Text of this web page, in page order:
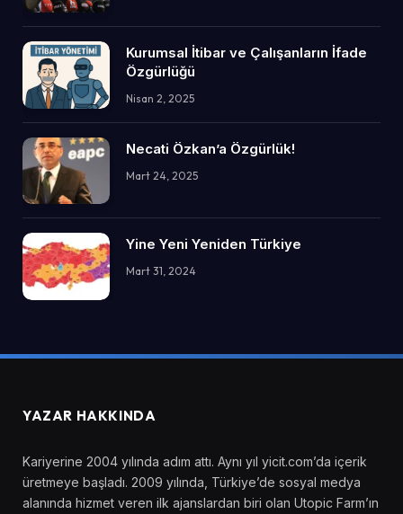
Kurumsal İtibar ve Çalışanların İfade
Özgürlüğü
Nisan 2, 2025
Necati Özkan’a Özgürlük!
Mart 24, 2025
Yine Yeni Yeniden Türkiye
Mart 31, 2024
YAZAR HAKKINDA
Kariyerine 2004 yılında adım attı. Aynı yıl yicit.com’da içerik
üretmeye başladı. 2009 yılında, Türkiye’de sosyal medya
alanında hizmet veren ilk ajanslardan biri olan Utopic Farm’ın